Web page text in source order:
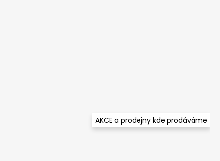
AKCE a prodejny kde prodáváme